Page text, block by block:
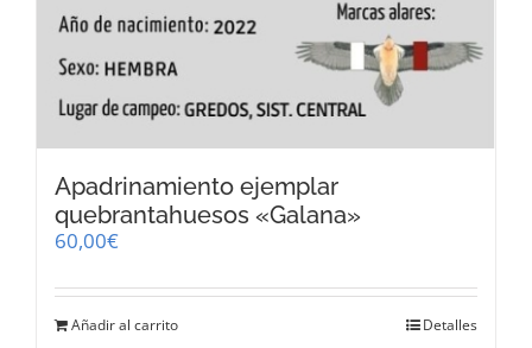
Apadrinamiento ejemplar
quebrantahuesos «Galana»
60,00€
Añadir al carrito Detalles